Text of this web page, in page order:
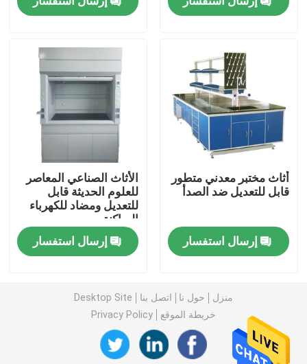
أثاث المختبرات المدرسية
مقعد جزيرة المختبر
مقعد حائط المختبر
غطاء دخان المختبر
مقعد ميزان المختبر
خزانة تخزين آمنة
مجلس الوزراء السلامة البيولوجية
أثاث مختبر معدني متطور
قابل للتعديل ضد الصدأ
إرسال استفسار
الأثاث الصناعي المعاصر
للعلوم الحديثة قابل
للتعديل ومضاد للكهرباء
الساكنة
إرسال استفسار
منزل حول نا اتصل بنا
Desktop Site
خريطة الموقع
Privacy Policy